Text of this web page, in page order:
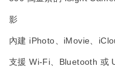
影
內建 iPhoto、iMovie、
支援 Wi-Fi、Bluetooth 或